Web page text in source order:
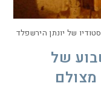
של יונתן הירשפלד
של